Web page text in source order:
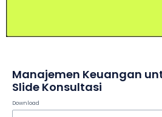
Manajemen Keuangan
Slide Konsultasi
Download